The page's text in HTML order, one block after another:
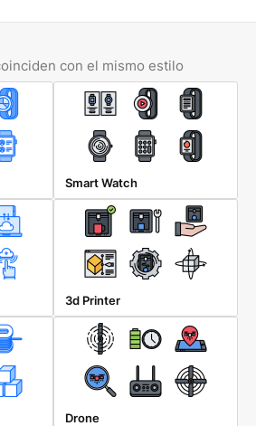
con el mismo estilo
Smart Watch
3d Printer
Drone